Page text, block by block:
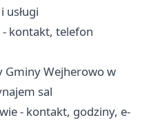
usługi
- kontakt, telefon
Gminy Wejherowo w
sal
- kontakt, godziny, e-